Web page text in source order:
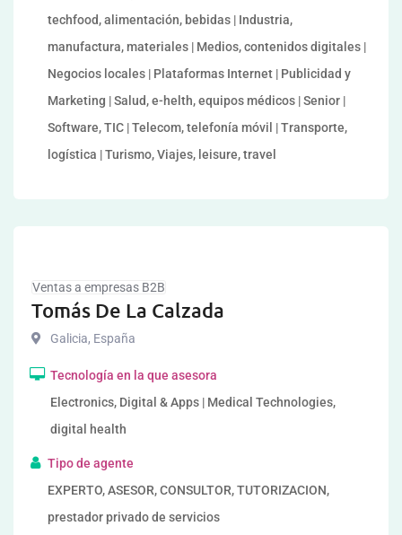
techfood, alimentación, bebidas | Industria,
manufactura, materiales | Medios, contenidos digitales |
Negocios locales | Plataformas Internet | Publicidad y
Marketing | Salud, e-helth, equipos médicos | Senior |
Software, TIC | Telecom, telefonía móvil | Transporte,
logística | Turismo, Viajes, leisure, travel
Ventas a empresas B2B
Tomás De La Calzada
Galicia, España
Tecnología en la que asesora
Electronics, Digital & Apps | Medical Technologies,
digital health
Tipo de agente
EXPERTO, ASESOR, CONSULTOR, TUTORIZACION,
prestador privado de servicios